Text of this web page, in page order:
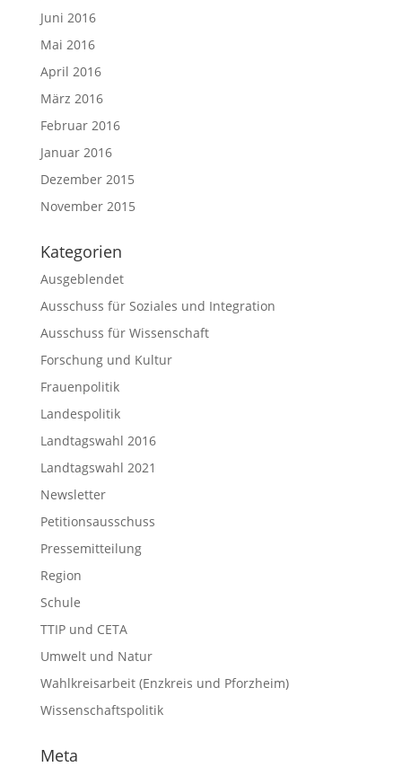
Juni 2016
Mai 2016
April 2016
März 2016
Februar 2016
Januar 2016
Dezember 2015
November 2015
Kategorien
Ausgeblendet
Ausschuss für Soziales und Integration
Ausschuss für Wissenschaft
Forschung und Kultur
Frauenpolitik
Landespolitik
Landtagswahl 2016
Landtagswahl 2021
Newsletter
Petitionsausschuss
Pressemitteilung
Region
Schule
TTIP und CETA
Umwelt und Natur
Wahlkreisarbeit (Enzkreis und Pforzheim)
Wissenschaftspolitik
Meta